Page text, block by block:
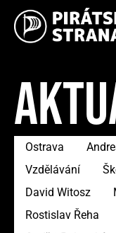
Ostrava
Vzdělávání
David Witosz
Rostislav Řeha